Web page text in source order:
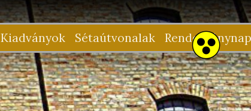
Kiadványok Sétaútvonalak